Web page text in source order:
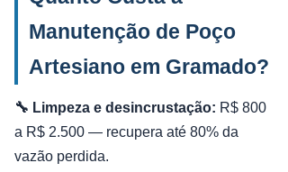
Manutenção de Poço
Artesiano em Gramado?
🔧 Limpeza e desincrustação: R$ 800
a R$ 2.500 — recupera até 80% da
vazão perdida.